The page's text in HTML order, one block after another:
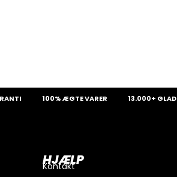
100% ÆGTE VARER 13.000+ GLADE
HJÆLP
Kontakt